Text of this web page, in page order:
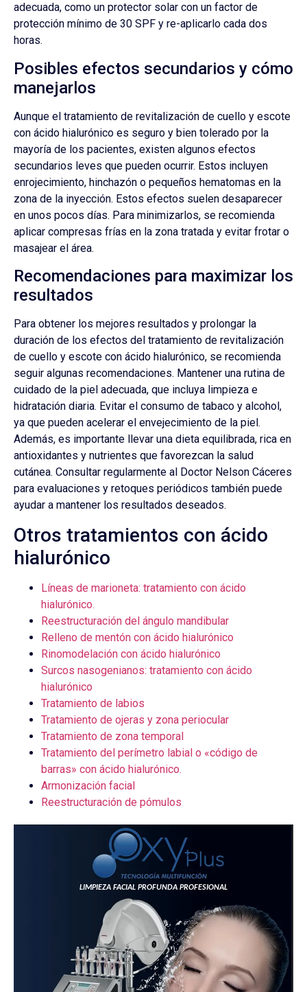
adecuada, como un protector solar con un factor de
protección mínimo de 30 SPF y re-aplicarlo cada dos
horas.
Posibles efectos secundarios y cómo
manejarlos
Aunque el tratamiento de revitalización de cuello y escote
con ácido hialurónico es seguro y bien tolerado por la
mayoría de los pacientes, existen algunos efectos
secundarios leves que pueden ocurrir. Estos incluyen
enrojecimiento, hinchazón o pequeños hematomas en la
zona de la inyección. Estos efectos suelen desaparecer
en unos pocos días. Para minimizarlos, se recomienda
aplicar compresas frías en la zona tratada y evitar frotar o
masajear el área.
Recomendaciones para maximizar los
resultados
Para obtener los mejores resultados y prolongar la
duración de los efectos del tratamiento de revitalización
de cuello y escote con ácido hialurónico, se recomienda
seguir algunas recomendaciones. Mantener una rutina de
cuidado de la piel adecuada, que incluya limpieza e
hidratación diaria. Evitar el consumo de tabaco y alcohol,
ya que pueden acelerar el envejecimiento de la piel.
Además, es importante llevar una dieta equilibrada, rica en
antioxidantes y nutrientes que favorezcan la salud
cutánea. Consultar regularmente al Doctor Nelson Cáceres
para evaluaciones y retoques periódicos también puede
ayudar a mantener los resultados deseados.
Otros tratamientos con ácido
hialurónico
Líneas de marioneta: tratamiento con ácido
hialurónico.
Reestructuración del ángulo mandibular
Relleno de mentón con ácido hialurónico
Rinomodelación con ácido hialurónico
Surcos nasogenianos: tratamiento con ácido
hialurónico
Tratamiento de labios
Tratamiento de ojeras y zona periocular
Tratamiento de zona temporal
Tratamiento del perímetro labial o «código de
barras» con ácido hialurónico.
Armonización facial
Reestructuración de pómulos
LIMPIEZA FACIAL PROFUNDA PROFESIONAL